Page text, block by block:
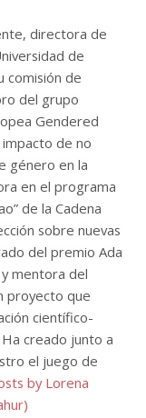
directora de
de
comisión de
del grupo
Gendered
de no
género en la
en el programa
de la Cadena
sobre nuevas
del premio Ada
mentora del
proyecto que
científico-
creado junto a
el juego de
by Lorena